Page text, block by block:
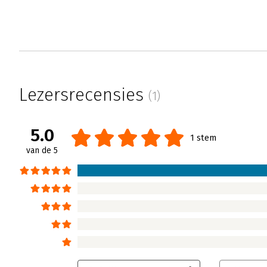
Lezersrecensies (1)
5.0
van de 5
1 stem